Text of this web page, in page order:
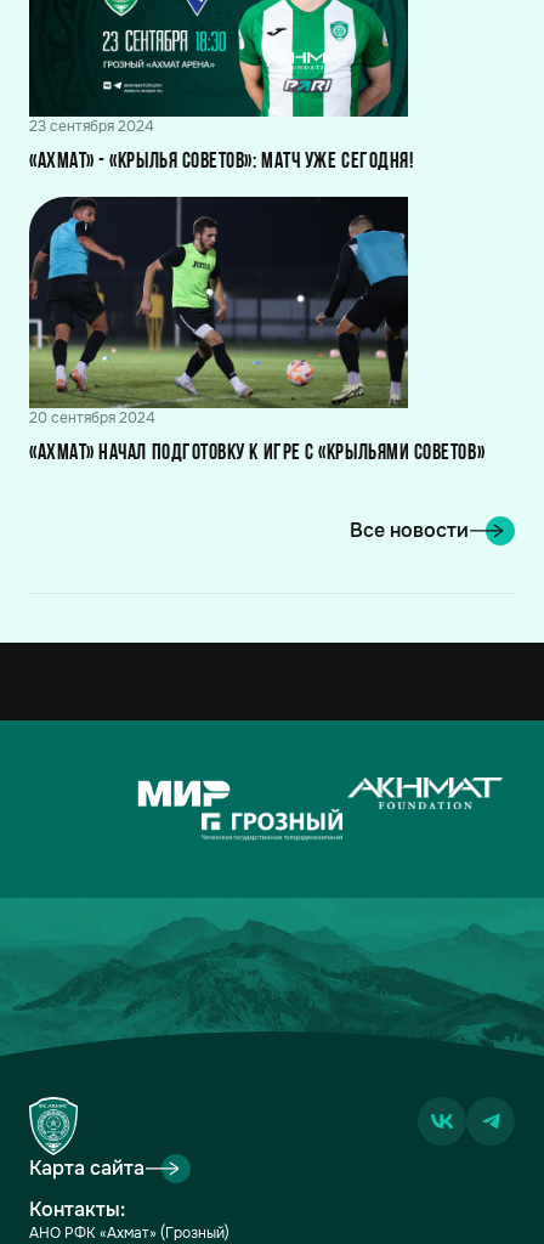
23 сентября 2024
«Ахмат» - «Крылья Советов»: Матч уже сегодня!
20 сентября 2024
«Ахмат» начал подготовку к игре с «Крыльями Советов»
Все новости
Карта сайта
Контакты:
АНО РФК «Ахмат» (Грозный)